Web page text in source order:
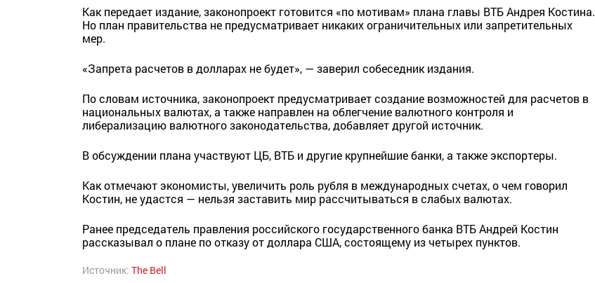
Как передает издание, законопроект готовится «по мотивам» плана главы ВТБ Андрея Костина.
Но план правительства не предусматривает никаких ограничительных или запретительных
мер.
«Запрета расчетов в долларах не будет», — заверил собеседник издания.
По словам источника, законопроект предусматривает создание возможностей для расчетов в
национальных валютах, а также направлен на облегчение валютного контроля и
либерализацию валютного законодательства, добавляет другой источник.
В обсуждении плана участвуют ЦБ, ВТБ и другие крупнейшие банки, а также экспортеры.
Как отмечают экономисты, увеличить роль рубля в международных счетах, о чем говорил
Костин, не удастся — нельзя заставить мир рассчитываться в слабых валютах.
Ранее председатель правления российского государственного банка ВТБ Андрей Костин
рассказывал о плане по отказу от доллара США, состоящему из четырех пунктов.
Источник: The Bell